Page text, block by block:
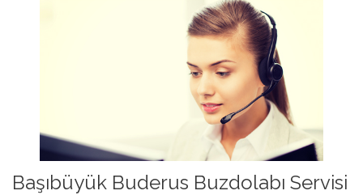
Başıbüyük Buderus Buzdolabı Servisi